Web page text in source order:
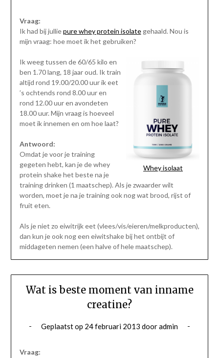
Vraag:
Ik had bij julliepure whey protein isolategehaald. Nou is
mijn vraag: hoe moet ik het gebruiken?
Whey isolaat
Ik weeg tussen de 60/65 kilo en
ben 1.70 lang, 18 jaar oud. Ik train
altijd rond 19.00/20.00 uur ik eet
’s ochtends rond 8.00 uur en
rond 12.00 uur en avondeten
18.00 uur. Mijn vraag is hoeveel
moet ik innemen en om hoe laat?
Antwoord:
Omdat je voor je training
gegeten hebt, kan je de whey
protein shake het beste na je
training drinken (1 maatschep). Als je zwaarder wilt
worden, moet je na je training ook nog wat brood, rijst of
fruit eten.
Als je niet zo eiwitrijk eet (vlees/vis/eieren/melkproducten),
dan kun je ook nog een eiwitshake bij het ontbijt of
middageten nemen (een halve of hele maatschep).
Wat is beste moment van inname
creatine?
Geplaatst op 24 februari 2013 dooradmin
Vraag: